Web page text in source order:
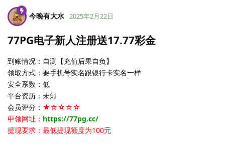
今晚有大水 2025年2月22日
77PG电子新人注册送17.77彩金
到账情况：自测【充值后果自负】
领取方式：要手机号实名跟银行卡实名一样
安全系数：低
平台资历：未知
会员评分： ★☆☆☆☆
申领网址： https://77pg.cc/
提现要求：最低提现额度为100元